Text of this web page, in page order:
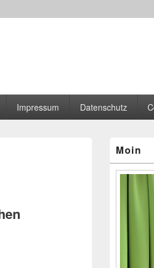
Impressum Datenschutz
Seitenleisten-
Moin